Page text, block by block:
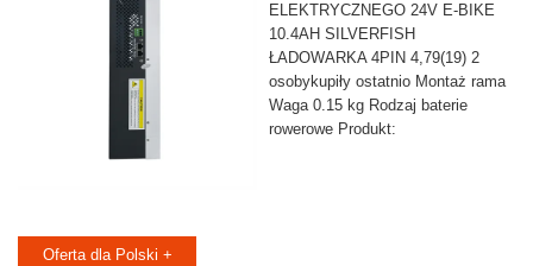
ELEKTRYCZNEGO 24V E-BIKE
10.4AH SILVERFISH
ŁADOWARKA 4PIN 4,79(19) 2
osobykupiły ostatnio Montaż rama
Waga 0.15 kg Rodzaj baterie
rowerowe Produkt:
Oferta dla Polski +